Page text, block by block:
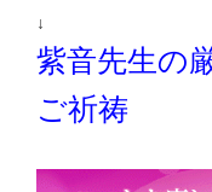
↓
紫音先生の
ご祈祷